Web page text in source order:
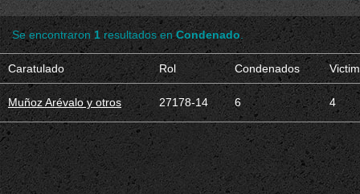
Se encontraron 1resultados enCondenado
Caratulado Rol Condenados
Muñoz Arévalo y otros 27178-14 6 4